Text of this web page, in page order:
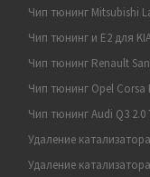
Чип тюнинг Mitsubishi
Чип тюнинг и E2 для
Чип тюнинг Renault
Чип тюнинг Opel Corsa
Чип тюнинг Audi Q3 2.0
Удаление
Удаление